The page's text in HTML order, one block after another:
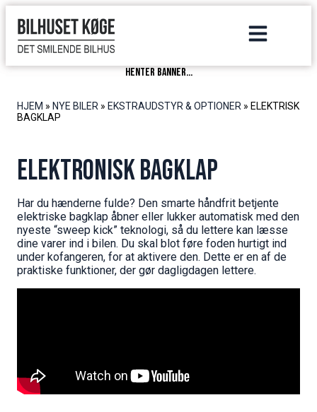
henter banner...
HJEM » NYE BILER » EKSTRAUDSTYR & OPTIONER » ELEKTRISK
BAGKLAP
Elektronisk Bagklap
Har du hænderne fulde? Den smarte håndfrit betjente
elektriske bagklap åbner eller lukker automatisk med den
nyeste “sweep kick” teknologi, så du lettere kan læsse
dine varer ind i bilen. Du skal blot føre foden hurtigt ind
under kofangeren, for at aktivere den. Dette er en af de
praktiske funktioner, der gør dagligdagen lettere.